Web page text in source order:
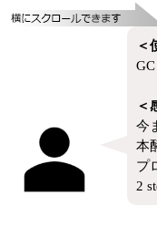
＜
＜
今
本
プ
2